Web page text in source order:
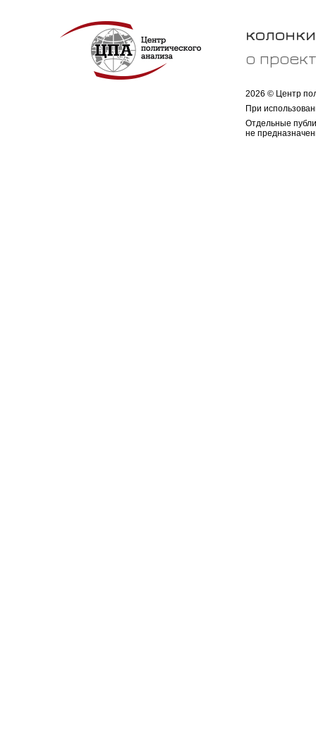
колонки
о
2026 © Центр
При
Отдельные
не